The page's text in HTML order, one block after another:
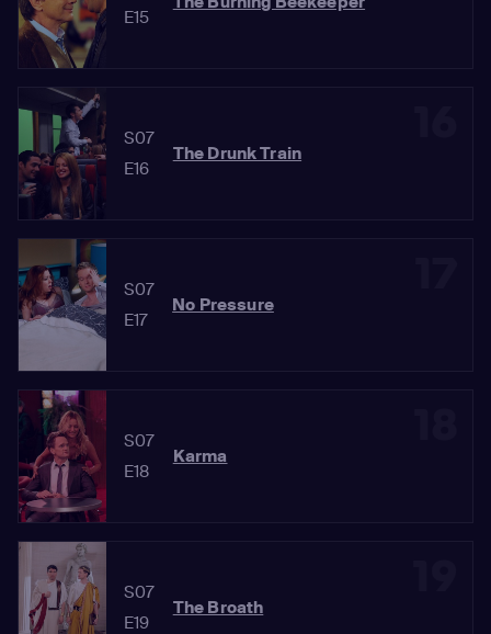
E15
S07
E16
The Drunk Train
S07
E17
No Pressure
S07
E18
Karma
S07
E19
The Broath